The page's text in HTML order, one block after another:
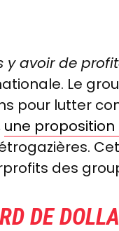
y avoir de
Le
pour lutter
une proposition
des
DE